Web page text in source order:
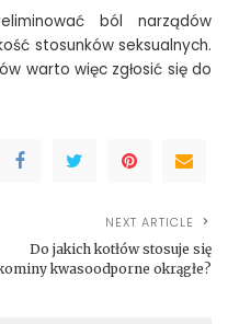
ból narządów
stosunków seksualnych.
warto więc zgłosić się do
NEXT ARTICLE
Do jakich kotłów stosuje się
kwasoodporne okrągłe?